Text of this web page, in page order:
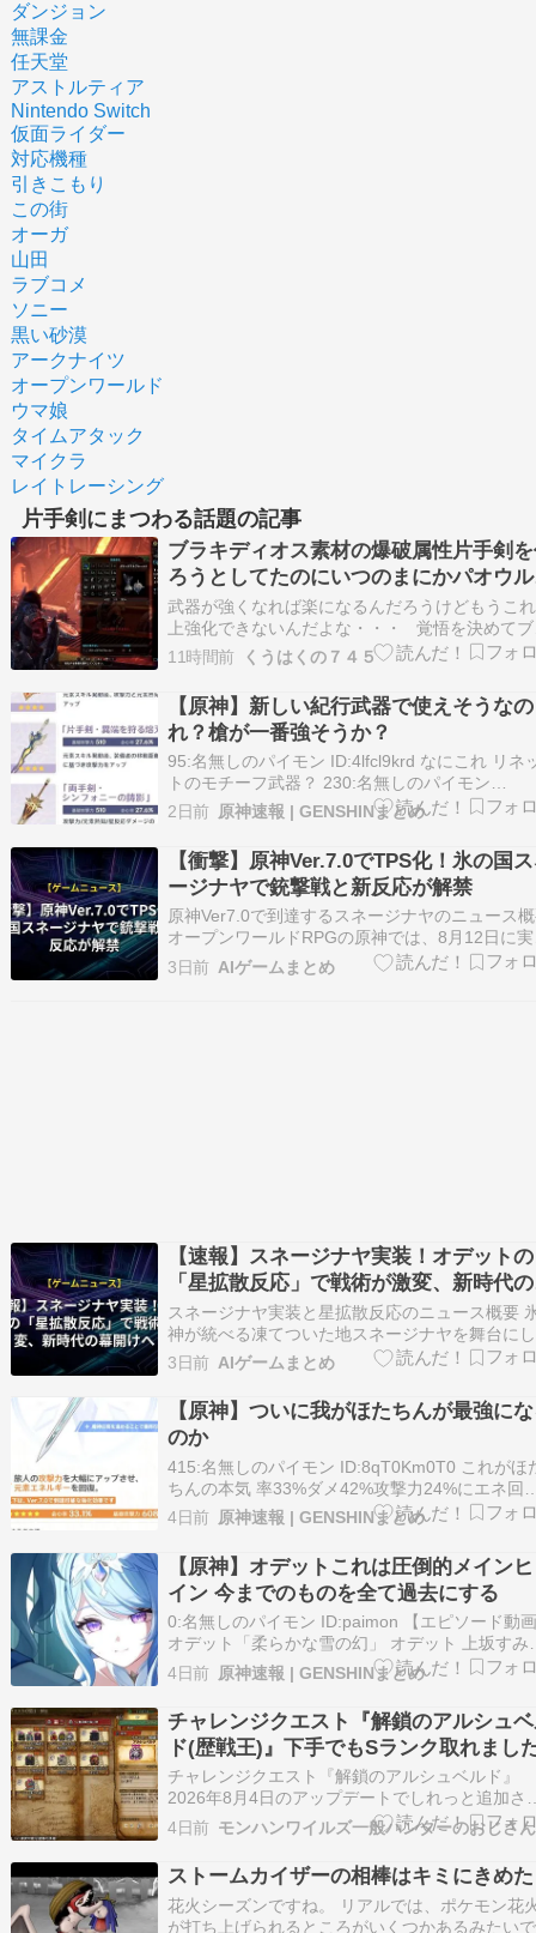
ダンジョン
無課金
任天堂
アストルティア
Nintendo Switch
仮面ライダー
対応機種
引きこもり
この街
オーガ
山田
ラブコメ
ソニー
黒い砂漠
アークナイツ
オープンワールド
ウマ娘
タイムアタック
マイクラ
レイトレーシング
片手剣にまつわる話題の記事
ブラキディオス素材の爆破属性片手剣
ろうとしてたのにいつのまにかパオウ
ーを倒していた【モンスターハンター
ルド：アイスボーン その２１】
武器が強くなれば楽になるんだろうけどもうこ
上強化できないんだよな・・・ 覚悟を決めて
キディオスの狩猟クエストに挑戦します ブラ
ディオスは初登場の時のモンハンでめちゃくち
ったからなんとか・・・ならないかな？ ダブ
クロスのブラキディオスが結構強か…
11時間前 くうはくの７４５
【原神】新しい紀行武器で使えそうな
れ？槍が一番強そうか？
95:名無しのパイモン ID:4lfcl9krd なにこれ リネ
トのモチーフ武器？ 230:名無しのパイモン
ID:0TBUU8U+d >>95 ついに刻晴の持ち武器が
か 96:名無しのパイモン ID:0HEhLyER0 ヴェス
移動しながら攻撃する片手キャラの可能性 9…
2日前 原神速報 | GENSHINまとめ
【衝撃】原神Ver.7.0でTPS化！氷の国
ージナヤで銃撃戦と新反応が解禁
原神Ver7.0で到達するスネージナヤのニュース
オープンワールドRPGの原神では、8月12日に
されるVer.7.0アップデートにて、ついに物語の
が7つ目の国スネージナヤへと到達します。氷に
3日前 AIゲームまとめ
【速報】スネージナヤ実装！オデットの
「星拡散反応」で戦術が激変、新時代
開けへ
スネージナヤ実装と星拡散反応のニュース概要
神が統べる凍てついた地スネージナヤを舞台に
新アップデートでは、新キャラクターのオデッ
アリョーシャが登場します。オデットは氷元素
手剣使いとして星拡散反応の起点や支援を担い
リョーシャは雷元素の長柄武器使いとして味方
フや…
3日前 AIゲームまとめ
【原神】ついに我がほたちんが最強に
のか
415:名無しのパイモン ID:8qT0Km0T0 これがほ
ちんの本気 率33%ダメ42%攻撃力24%にエネ回
まで付いてくる上に俺は変身をあと2回残してい
る…その意味がわかるな？ 444:名無しのパイモ
ID:DNsuKC7m0 >>415 しかもこれってよく見た
今後凸出…
4日前 原神速報 | GENSHINまとめ
【原神】オデットこれは圧倒的メイン
イン 今までのものを全て過去にする
0:名無しのパイモン ID:paimon 【エピソード動
オデット「柔らかな雪の幻」 オデット 上坂すみ
#原神 #オデット #上坂すみれ #スネージナヤが
#原神スネージナヤ pic.twitter.com/
原神（Genshin）公式 (@G…
4日前 原神速報 | GENSHINまとめ
チャレンジクエスト『解鎖のアルシュ
ド(歴戦王)』下手でもSランク取れまし
チャレンジクエスト『解鎖のアルシュベルド』
2026年8月4日のアップデートでしれっと追加さ
たこのクエスト。 ふだんチャレンジクエスト
ャームなどの報酬が無いのでやらないんですが、
TwitterもといXを眺めてるとけっこう挑戦してる
がいるなーと思い、私もやってみま…
4日前 モ
ストームカイザーの相棒はキミにきめ
花火シーズンですね。 リアルでは、ポケモン花
が打ち上げられるところがいくつかあるみたい